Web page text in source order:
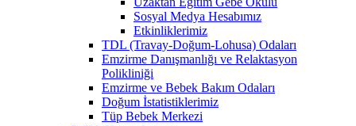
Sosyal Medya Hesabımız
Etkinliklerimiz
TDL (Travay-Doğum-Lohusa) Odaları
Emzirme Danışmanlığı ve Relaktasyon
Polikliniği
Emzirme ve Bebek Bakım Odaları
Doğum İstatistiklerimiz
Tüp Bebek Merkezi